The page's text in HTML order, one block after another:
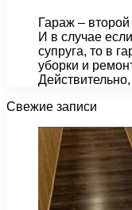
Гараж –
И в случае
супруга, то в
уборки и
Свежие записи